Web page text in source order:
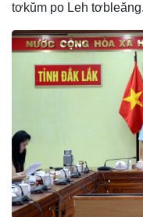
tơkŭm po Leh tơbleăng.